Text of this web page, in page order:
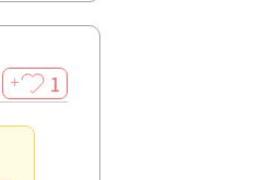
＋ 1